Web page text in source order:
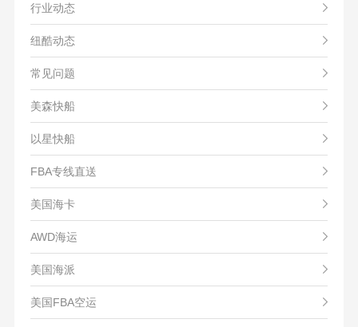
行业动态
纽酷动态
常见问题
美森快船
以星快船
FBA专线直送
美国海卡
AWD海运
美国海派
美国FBA空运